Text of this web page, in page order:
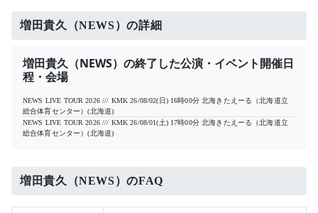
増田貴久（NEWS）の詳細
増田貴久（NEWS）の終了した公演・イベント開催日
程・会場
NEWS LIVE TOUR 2026 /// KMK 26/08/02(日) 16時00分 北海きたえーる（北海道立
総合体育センター）(北海道)
NEWS LIVE TOUR 2026 /// KMK 26/08/01(土) 17時00分 北海きたえーる（北海道立
総合体育センター）(北海道)
増田貴久（NEWS）のFAQ